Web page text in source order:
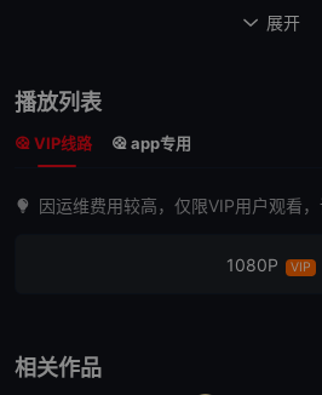
打扮、举止惊扰了小镇的居民
 展开
播放列表
VIP线路 app专用
因运维费用较高，仅限VIP用户观看，
1080P VIP
相关作品